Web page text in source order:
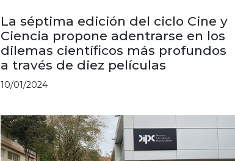
La séptima edición del ciclo Cine y
Ciencia propone adentrarse en los
dilemas científicos más profundos
a través de diez películas
10/01/2024